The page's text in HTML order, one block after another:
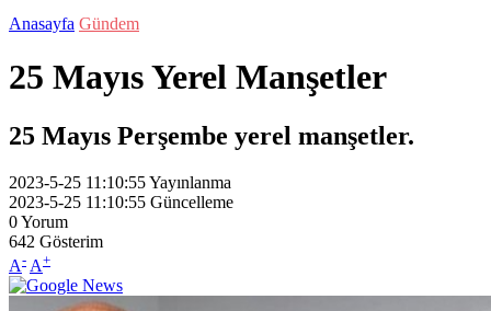
Anasayfa Gündem
25 Mayıs Yerel Manşetler
25 Mayıs Perşembe yerel manşetler.
2023-5-25 11:10:55Yayınlanma
2023-5-25 11:10:55 Güncelleme
0Yorum
642 Gösterim
A- A+